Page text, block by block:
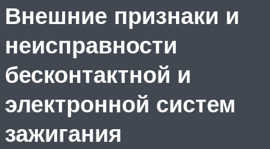
Внешние признаки и
неисправности
бесконтактной и
электронной систем
зажигания